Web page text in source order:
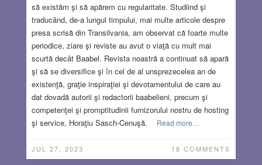
să existăm şi să apărem cu regularitate. Studiind şi
traducând, de-a lungul timpului, mai multe articole despre
presa scrisă din Transilvania, am observat că foarte multe
periodice, ziare şi reviste au avut o viaţă cu mult mai
scurtă decât Baabel. Revista noastră a continuat să apară
şi să se diversifice şi în cel de al unsprezecelea an de
existenţă, graţie inspiraţiei şi devotamentului de care au
dat dovadă autorii şi redactorii baabelieni, precum şi
competenţei şi promptitudinii furnizorului nostru de hosting
şi service, Horaţiu Sasch-Cenuşă.
Read more…
JUL 27, 2023 18 COMMENTS